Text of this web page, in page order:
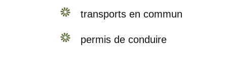
transports en commun
permis de conduire